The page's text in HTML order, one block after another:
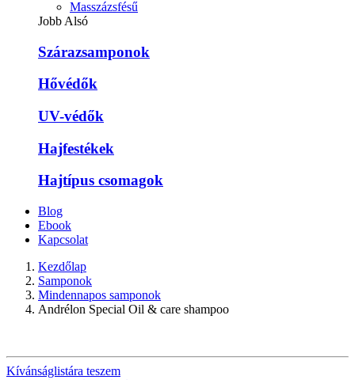
Masszázsfésű
Jobb Alsó
Szárazsamponok
Hővédők
UV-védők
Hajfestékek
Hajtípus csomagok
Blog
Ebook
Kapcsolat
Kezdőlap
Samponok
Mindennapos samponok
Andrélon Special Oil & care shampoo
Kívánságlistára teszem